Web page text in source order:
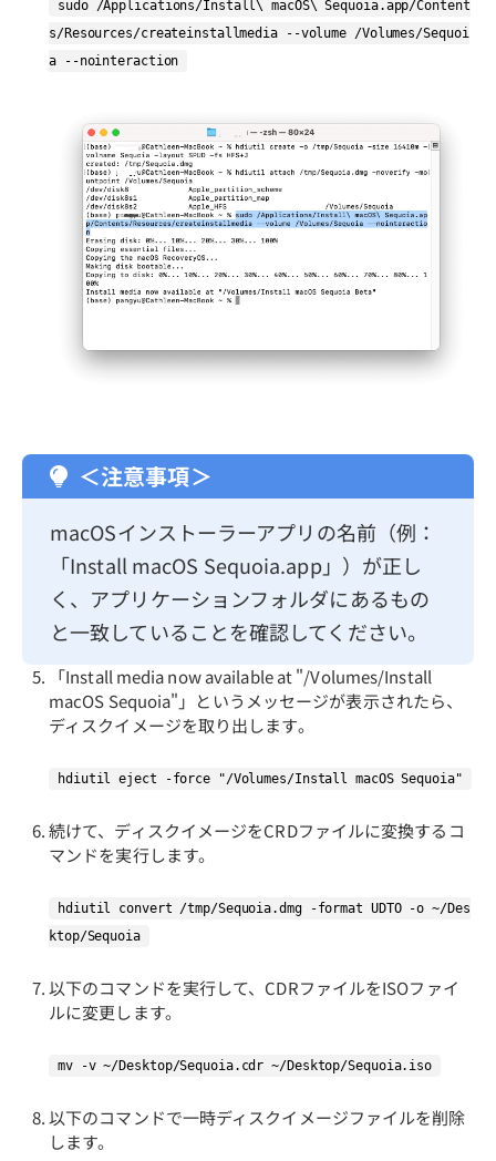
sudo /Applications/Install\ macOS\ Sequoia.app/Content
s/Resources/createinstallmedia --volume /Volumes/Sequoi
a --nointeraction
＜注意事項＞
macOSインストーラーアプリの名前（例：
「Install macOS Sequoia.app」）が正し
く、アプリケーションフォルダにあるもの
と一致していることを確認してください。
「Install media now available at "/Volumes/Install
macOS Sequoia"」というメッセージが表示されたら、
ディスクイメージを取り出します。
hdiutil eject -force "/Volumes/Install macOS Sequoia"
続けて、ディスクイメージをCRDファイルに変換するコ
マンドを実行します。
hdiutil convert /tmp/Sequoia.dmg -format UDTO -o ~/Des
ktop/Sequoia
以下のコマンドを実行して、CDRファイルをISOファイ
ルに変更します。
mv -v ~/Desktop/Sequoia.cdr ~/Desktop/Sequoia.iso
以下のコマンドで一時ディスクイメージファイルを削除
します。